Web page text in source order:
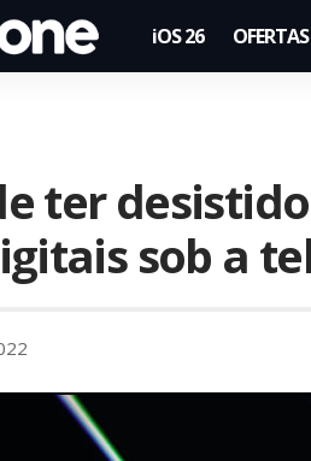
iOS 26 OFERTAS
ter
sob a